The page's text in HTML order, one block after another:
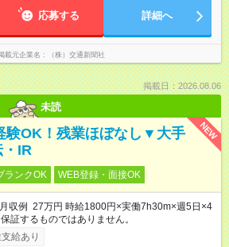
、終業は11時～22時、1日の最短労働時間は4
間程度、生じています。
応募する 詳細へ
載元企業名 （株）交通新聞社
掲載日：2026.08.06
未読
NEW
験OK！残業ほぼなし▼大手
・IR
ランクOK WEB登録・面接OK
収例 27万円 時給1800円×実働7h30m×週5日×4
証するものではありません。
給あり